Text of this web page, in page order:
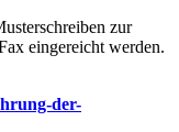
zur
eingereicht werden.
der-